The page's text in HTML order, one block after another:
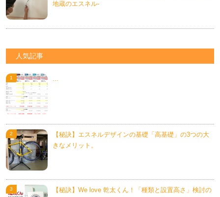
地蔵のエスネル-
人気記事
...
【秘訣】エスネルデザインの基礎「高基礎」の3つの大
きなメリット。
【秘訣】We love 乾太くん！「種類と設置高さ」検討の